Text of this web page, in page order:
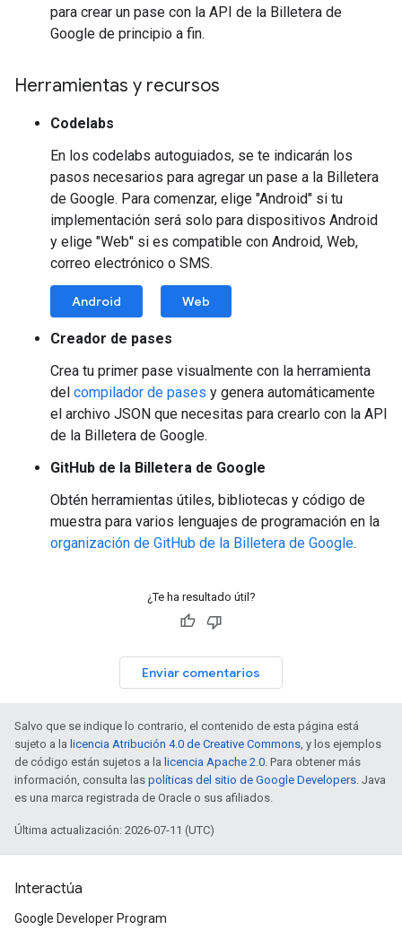
para crear un pase con la API de la Billetera de
Google de principio a fin.
Herramientas y recursos
Codelabs
En los codelabs autoguiados, se te indicarán los
pasos necesarios para agregar un pase a la Billetera
de Google. Para comenzar, elige "Android" si tu
implementación será solo para dispositivos Android
y elige "Web" si es compatible con Android, Web,
correo electrónico o SMS.
Android Web
Creador de pases
Crea tu primer pase visualmente con la herramienta
del compilador de pases y genera automáticamente
el archivo JSON que necesitas para crearlo con la API
de la Billetera de Google.
GitHub de la Billetera de Google
Obtén herramientas útiles, bibliotecas y código de
muestra para varios lenguajes de programación en la
organización de GitHub de la Billetera de Google.
¿Te ha resultado útil?
Enviar comentarios
Salvo que se indique lo contrario, el contenido de esta página está
sujeto a la licencia Atribución 4.0 de Creative Commons, y los ejemplos
de código están sujetos a la licencia Apache 2.0. Para obtener más
información, consulta las políticas del sitio de Google Developers. Java
es una marca registrada de Oracle o sus afiliados.
Última actualización: 2026-07-11 (UTC)
Interactúa
Google Developer Program